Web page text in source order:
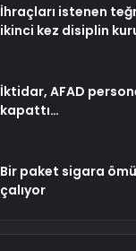
İhraçları istenen
ikinci kez disiplin
İktidar, AFAD
kapattı…
Bir paket sigara
çalıyor